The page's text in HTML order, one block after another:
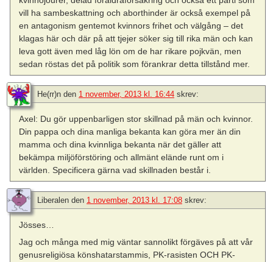
vill ha sambeskattning och aborthinder är också exempel på
en antagonism gentemot kvinnors frihet och välgång – det
klagas här och där på att tjejer söker sig till rika män och kan
leva gott även med låg lön om de har rikare pojkvän, men
sedan röstas det på politik som förankrar detta tillstånd mer.
He(rr)n den 1 november, 2013 kl. 16:44 skrev:
Axel: Du gör uppenbarligen stor skillnad på män och kvinnor.
Din pappa och dina manliga bekanta kan göra mer än din
mamma och dina kvinnliga bekanta när det gäller att
bekämpa miljöförstöring och allmänt elände runt om i
världen. Specificera gärna vad skillnaden består i.
Liberalen den 1 november, 2013 kl. 17:08 skrev:
Jösses…
Jag och många med mig väntar sannolikt förgäves på att vår
genusreligiösa könshatarstammis, PK-rasisten OCH PK-